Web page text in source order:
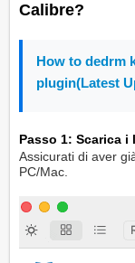
Calibre?
How to dedrm
plugin(Latest
Passo 1: Scarica i
Assicurati di aver
PC/Mac.